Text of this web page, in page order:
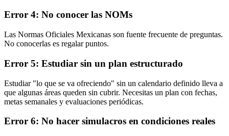
Error 4: No conocer las NOMs
Las Normas Oficiales Mexicanas son fuente frecuente de preguntas.
No conocerlas es regalar puntos.
Error 5: Estudiar sin un plan estructurado
Estudiar "lo que se va ofreciendo" sin un calendario definido lleva a
que algunas áreas queden sin cubrir. Necesitas un plan con fechas,
metas semanales y evaluaciones periódicas.
Error 6: No hacer simulacros en condiciones reales